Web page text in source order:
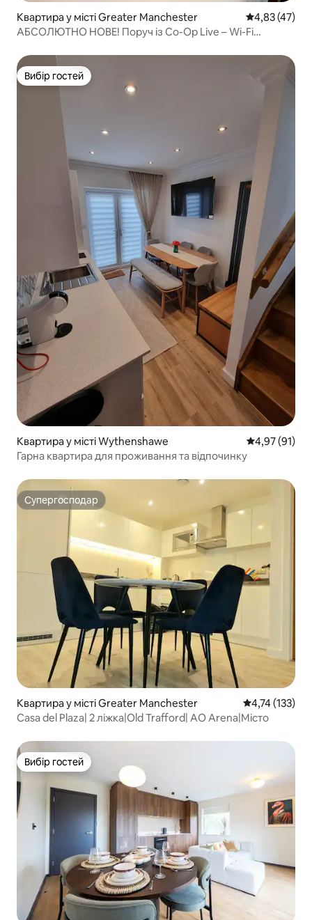
Квартира у місті Greater Manchester Середня
4,83 (47)
АБСОЛЮТНО НОВЕ! Поруч із Co-Op Live – Wi-Fi
Вибір гостей
Вибір гостей
Квартира у місті Wythenshawe Середня
4,97 (91)
Гарна квартира для проживання та відпочинку
Супергосподар
Супергосподар
Квартира у місті Greater Manchester Середня
4,74 (133)
Casa del Plaza| 2 ліжка|Old Trafford| AO Arena|Місто
Вибір гостей
Вибір гостей